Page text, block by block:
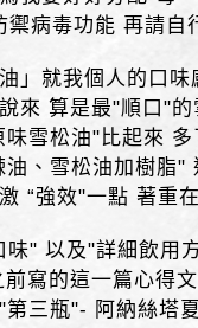
禦病毒功能 再請自
」就我個人的口味
來 算是最"順口"
味雪松油"比起來
油、雪松油加樹脂"
“強效"一點 著重
味" 以及"詳細飲用
寫的這一篇心得
"第三瓶"- 阿納絲塔